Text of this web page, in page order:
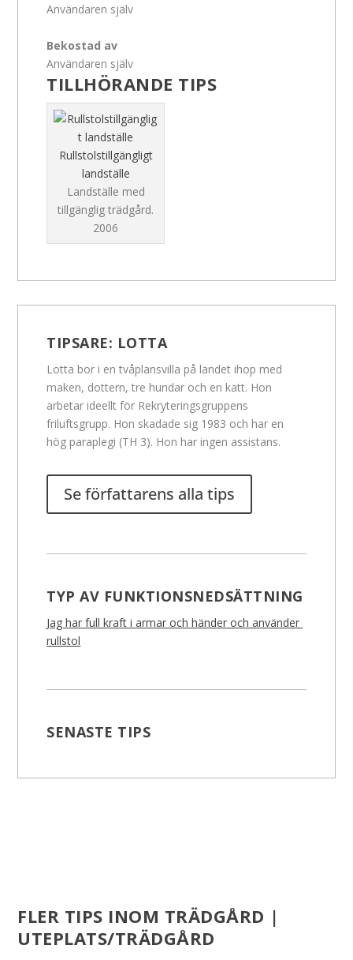
Användaren själv
Bekostad av
Användaren själv
TILLHÖRANDE TIPS
Rullstolstillgängligt
landställe
Landställe med
tillgänglig trädgård.
2006
TIPSARE: LOTTA
Lotta bor i en tvåplansvilla på landet ihop med
maken, dottern, tre hundar och en katt. Hon
arbetar ideellt för Rekryteringsgruppens
friluftsgrupp. Hon skadade sig 1983 och har en
hög paraplegi (TH 3). Hon har ingen assistans.
Se författarens alla tips
TYP AV FUNKTIONSNEDSÄTTNING
Jag har full kraft i armar och händer och använder
rullstol
SENASTE TIPS
FLER TIPS INOM TRÄDGÅRD |
UTEPLATS/TRÄDGÅRD